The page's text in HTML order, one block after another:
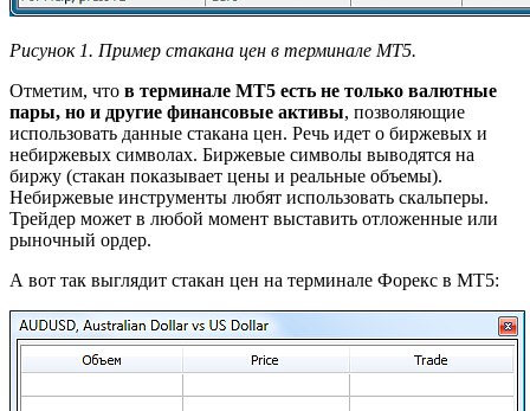
Рисунок 1. Пример стакана цен в терминале МТ5.
Отметим, что в терминале МТ5 есть не только валютные
пары, но и другие финансовые активы, позволяющие
использовать данные стакана цен. Речь идет о биржевых и
небиржевых символах. Биржевые символы выводятся на
биржу (стакан показывает цены и реальные объемы).
Небиржевые инструменты любят использовать скальперы.
Трейдер может в любой момент выставить отложенные или
рыночный ордер.
А вот так выглядит стакан цен на терминале Форекс в МТ5: